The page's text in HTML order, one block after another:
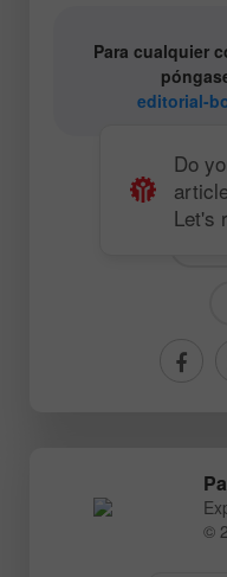
Para cualquier
editorial-
#
Do
Let's
©